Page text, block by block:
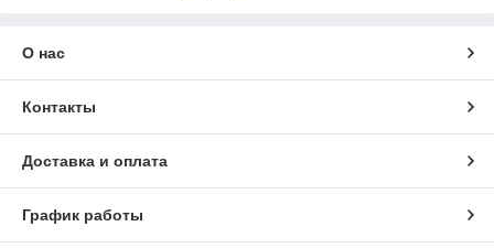
О нас
Контакты
Доставка и оплата
График работы